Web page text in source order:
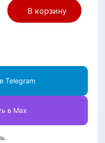
В корзину
Telegram
в Max